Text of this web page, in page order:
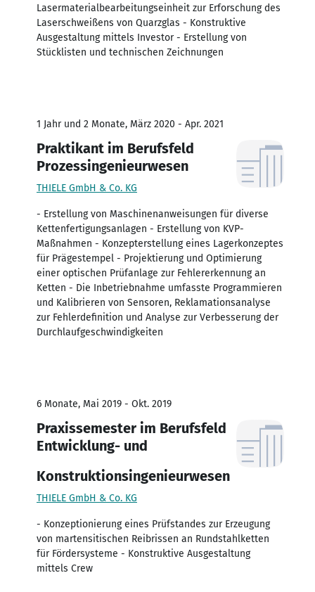
Lasermaterialbearbeitungseinheit zur Erforschung des
Laserschweißens von Quarzglas - Konstruktive
Ausgestaltung mittels Investor - Erstellung von
Stücklisten und technischen Zeichnungen
1 Jahr und 2 Monate, März 2020 - Apr. 2021
Praktikant im Berufsfeld
Prozessingenieurwesen
THIELE GmbH & Co. KG
- Erstellung von Maschinenanweisungen für diverse
Kettenfertigungsanlagen - Erstellung von KVP-
Maßnahmen - Konzepterstellung eines Lagerkonzeptes
für Prägestempel - Projektierung und Optimierung
einer optischen Prüfanlage zur Fehlererkennung an
Ketten - Die Inbetriebnahme umfasste Programmieren
und Kalibrieren von Sensoren, Reklamationsanalyse
zur Fehlerdefinition und Analyse zur Verbesserung der
Durchlaufgeschwindigkeiten
6 Monate, Mai 2019 - Okt. 2019
Praxissemester im Berufsfeld
Entwicklung- und
Konstruktionsingenieurwesen
THIELE GmbH & Co. KG
- Konzeptionierung eines Prüfstandes zur Erzeugung
von martensitischen Reibrissen an Rundstahlketten
für Fördersysteme - Konstruktive Ausgestaltung
mittels Crew